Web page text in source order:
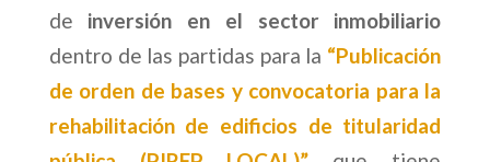
de inversión en el sector inmobiliario
dentro de las partidas para la “Publicación
de orden de bases y convocatoria para la
rehabilitación de edificios de titularidad